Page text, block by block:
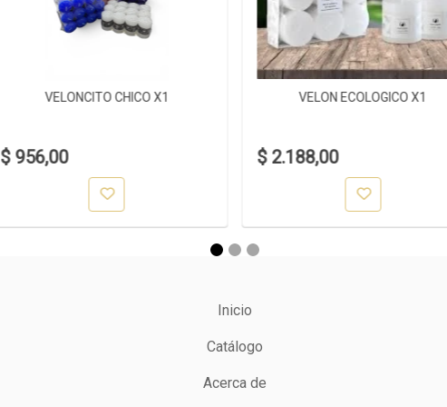
VELONCITO CHICO X1
$ 956,00
VELON ECOLOGICO X1
$ 2.188,00
Inicio
Catálogo
Acerca de